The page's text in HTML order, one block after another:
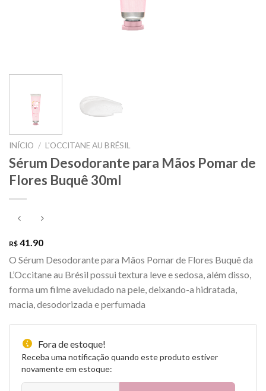
INÍCIO / L'OCCITANE AU BRÉSIL
Sérum Desodorante para Mãos Pomar de
Flores Buquê 30ml
R$ 41.90
O Sérum Desodorante para Mãos Pomar de Flores Buquê da
L’Occitane au Brésil possui textura leve e sedosa, além disso,
forma um filme aveludado na pele, deixando-a hidratada,
macia, desodorizada e perfumada
Fora de estoque!
Receba uma notificação quando este produto estiver
novamente em estoque: